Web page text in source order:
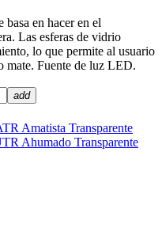
basa en hacer en el
Las esferas de vidrio
lo que permite al usuario
mate. Fuente de luz LED.
add